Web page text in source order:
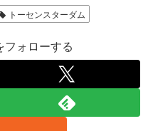
トーセンスターダム
フォローする